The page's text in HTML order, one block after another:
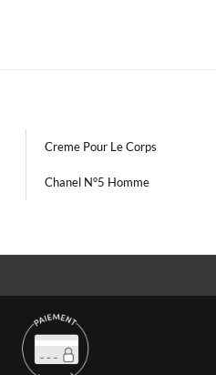
Creme Pour Le Corps
Chanel N°5 Homme